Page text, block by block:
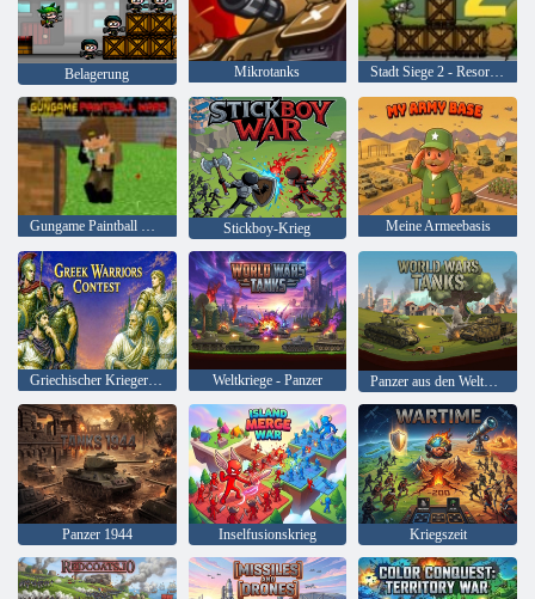
Belagerung Mikrotanks Stadt Siege 2 - Resort -Belagerung
Gungame Paintball Wars Stickboy-Krieg Meine Armeebasis
Griechischer Kriegerwettbewerb Weltkriege - Panzer Panzer aus den Weltkriegen
Panzer 1944 Inselfusionskrieg Kriegszeit